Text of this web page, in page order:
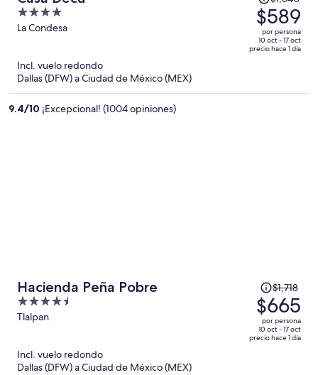
4
out
5
La Condesa
precio
era
de
$1,640
$589
por persona
10 oct - 17 oct
precio hace 1 día
Incl. vuelo redondo
Dallas (DFW) a Ciudad de México (MEX)
9.4/10 ¡Excepcional! (1004 opiniones)
Hacienda Peña Pobre
4.5
out
Tlalpan
El
precio
era
de
$1,718
$1,718
$665
por persona
10 oct - 17 oct
precio hace 1 día
Incl. vuelo redondo
Dallas (DFW) a Ciudad de México (MEX)